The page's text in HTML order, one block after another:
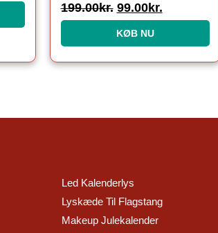
199.00kr. 99.00kr.
KØB NU
Led Kalenderlys
Lyskæde Til Flagstang
Makeup Julekalender